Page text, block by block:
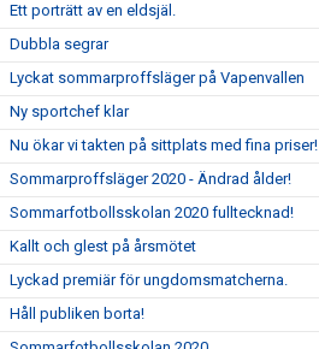
Ett porträtt av en eldsjäl.
Dubbla segrar
Lyckat sommarproffsläger på Vapenvallen
Ny sportchef klar
Nu ökar vi takten på sittplats med fina priser!
Sommarproffsläger 2020 - Ändrad ålder!
Sommarfotbollsskolan 2020 fulltecknad!
Kallt och glest på årsmötet
Lyckad premiär för ungdomsmatcherna.
Håll publiken borta!